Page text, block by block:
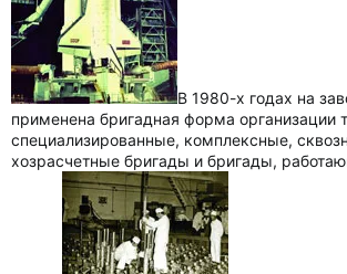
В 1980-х годах на
применена бригадная форма организации
специализированные, комплексные,
хозрасчетные бригады и бригады,